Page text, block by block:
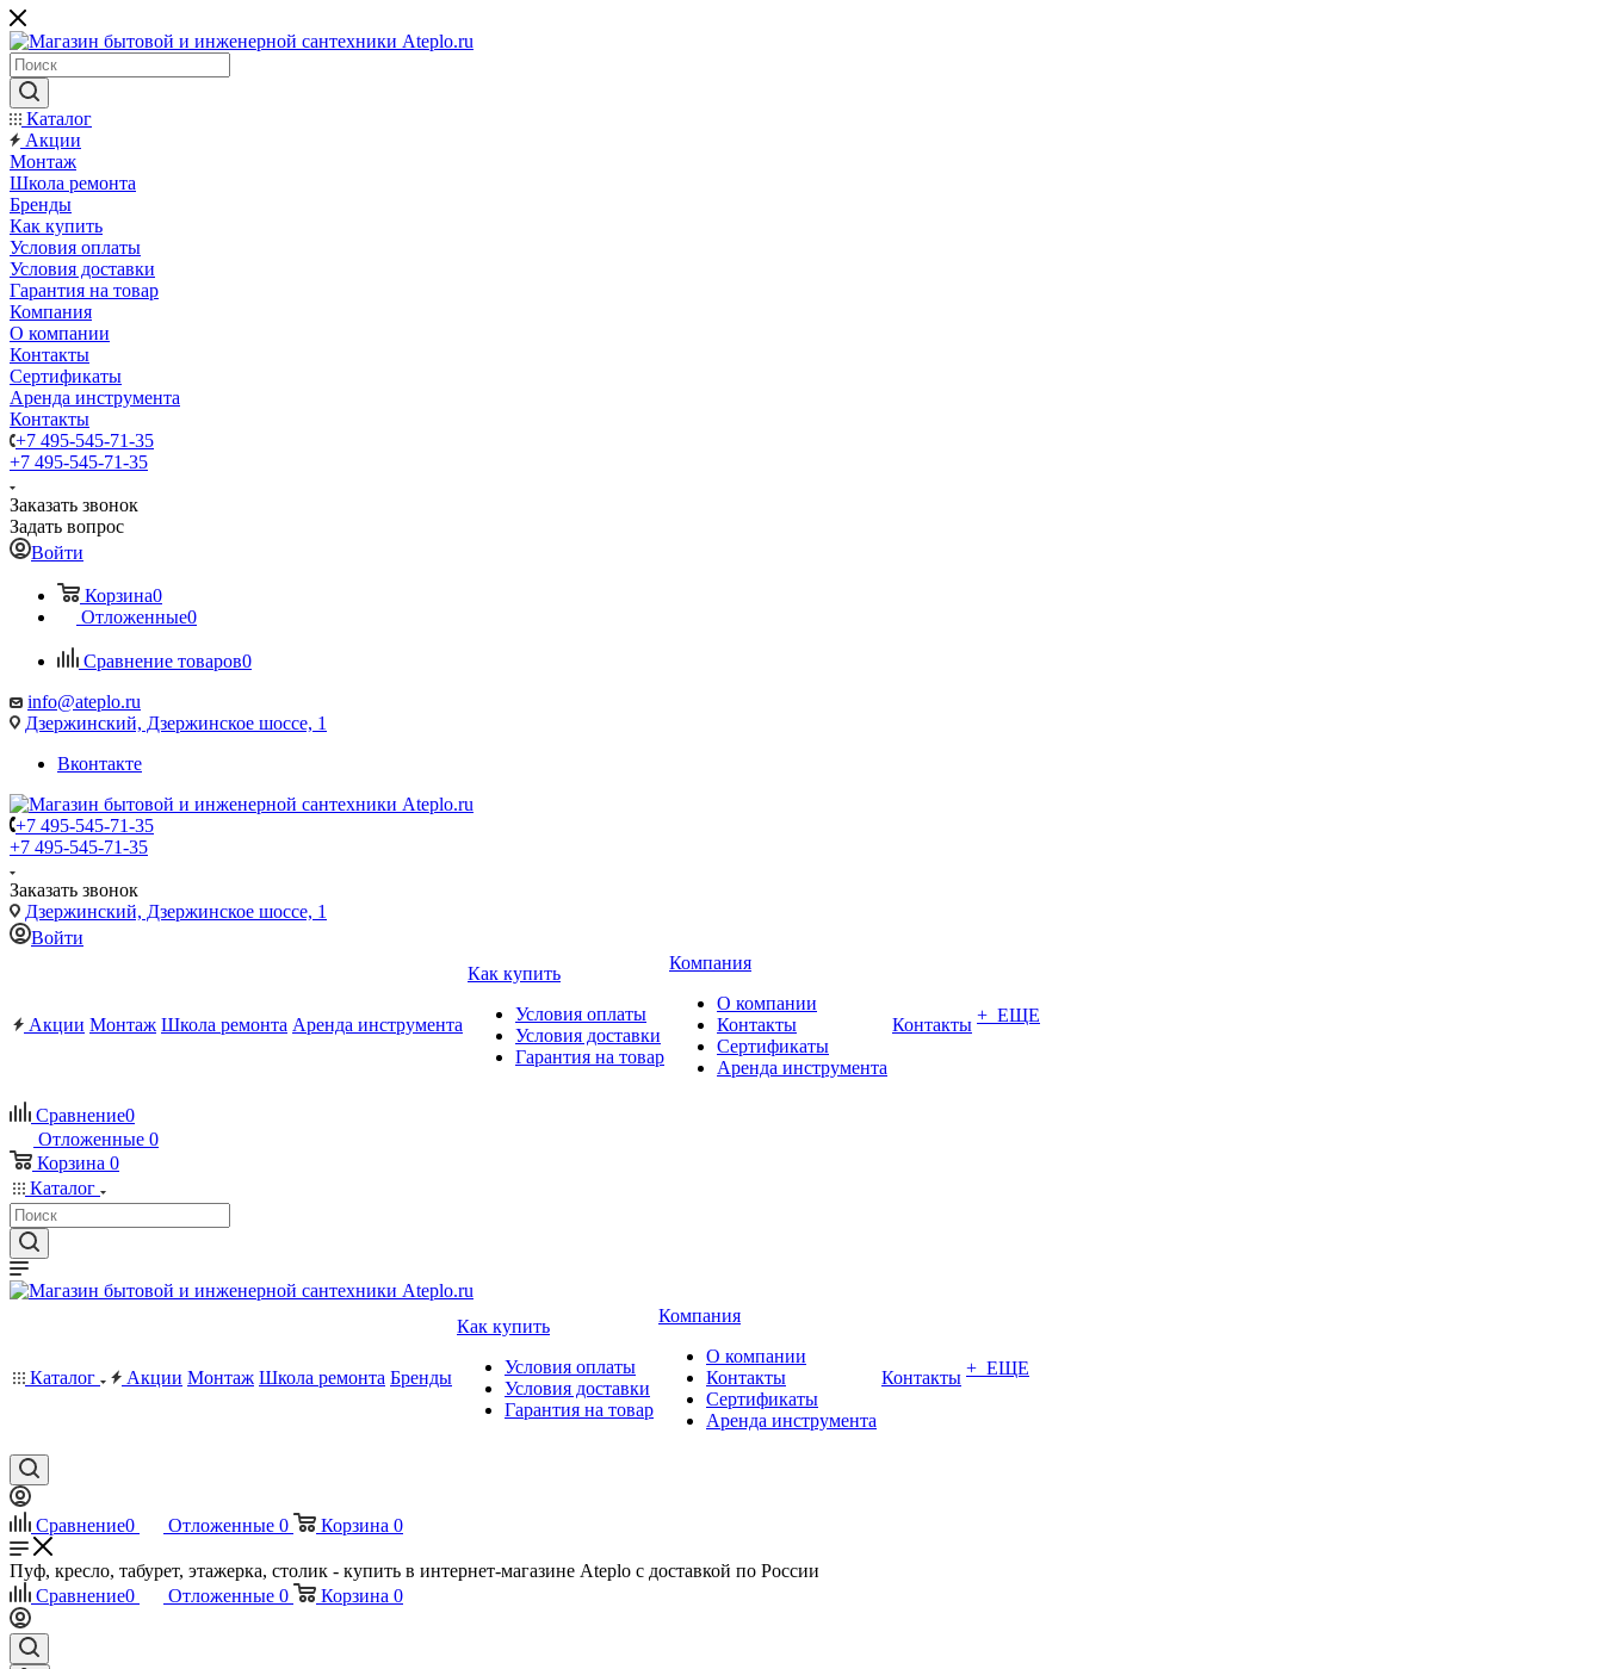
Каталог
Акции
Монтаж
Школа ремонта
Бренды
Как купить
Условия оплаты
Условия доставки
Гарантия на товар
Компания
О компании
Контакты
Сертификаты
Аренда инструмента
Контакты
+7 495-545-71-35
+7 495-545-71-35
Заказать звонок
Задать вопрос
Войти
Корзина0
Отложенные0
Сравнение товаров0
info@ateplo.ru
Дзержинский, Дзержинское шоссе, 1
Вконтакте
+7 495-545-71-35
+7 495-545-71-35
Заказать звонок
Дзержинский, Дзержинское шоссе, 1
Войти
Акции Монтаж Школа ремонта Аренда инструмента
Как купить
Условия оплаты
Условия доставки
Гарантия на товар
Компания
О компании
Контакты
Сертификаты
Аренда инструмента
Контакты + ЕЩЕ
Сравнение0
Отложенные 0
Корзина 0
Каталог
Каталог Акции Монтаж Школа ремонта Бренды
Как купить
Условия оплаты
Условия доставки
Гарантия на товар
Компания
О компании
Контакты
Сертификаты
Аренда инструмента
Контакты + ЕЩЕ
Сравнение0 Отложенные 0 Корзина 0
Пуф, кресло, табурет, этажерка, столик - купить в интернет-магазине Ateplo с доставкой по России
Сравнение0 Отложенные 0 Корзина 0